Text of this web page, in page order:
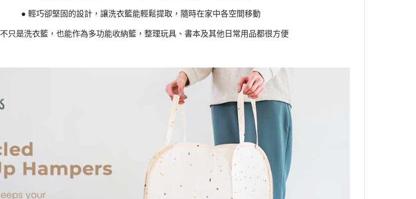
● 輕巧卻堅固的設計，讓洗衣籃能輕鬆提取，隨時在家中各空間移動
不只是洗衣籃，也能作為多功能收納籃，整理玩具、書本及其他日常用品都很方便